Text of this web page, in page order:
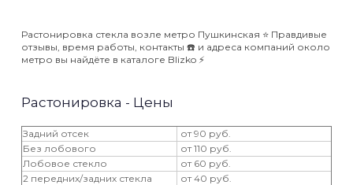
Растонировка стекла возле метро Пушкинская ⭐️ Правдивые
отзывы, время работы, контакты ☎️ и адреса компаний около
метро вы найдёте в каталоге Blizko ⚡️
Растонировка - Цены
Задний отсек
от 90 руб.
Без лобового
от 110 руб.
Лобовое стекло
от 60 руб.
2 передних/задних стекла
от 40 руб.